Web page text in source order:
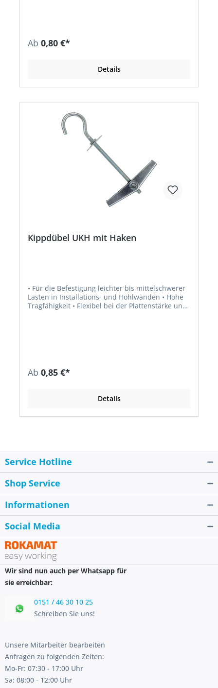
Ab 0,80 €*
Details
Kippdübel UKH mit Haken
• Für die Befestigung leichter bis mittelschwerer
Lasten in Installations- und Hohlwänden • Hohe
Tragfähigkeit • Flexibel bei der Plattenstärke und
Ab 0,85 €*
Details
Service Hotline
Shop Service
Informationen
Social Media
Wir sind nun auch per Whatsapp für
sie erreichbar:
0151 / 46 30 10 25
Schreiben Sie uns!
Unsere Mitarbeiter bearbeiten
Anfragen zu folgenden Zeiten:
Mo-Fr: 07:30 - 17:00 Uhr
Sa: 08:00 - 12:00 Uhr